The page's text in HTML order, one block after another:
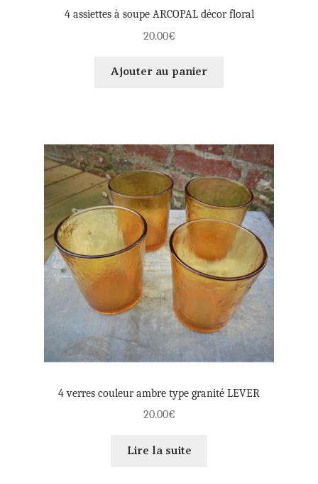
4 assiettes à soupe ARCOPAL décor floral
20.00€
Ajouter au panier
4 verres couleur ambre type granité LEVER
20.00€
Lire la suite